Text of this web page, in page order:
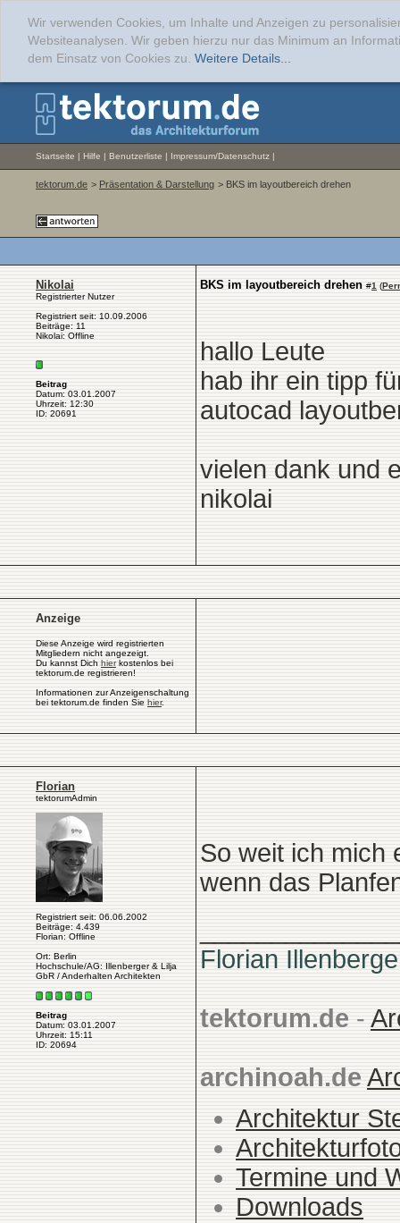
Wir verwenden Cookies, um Inhalte und Anzeigen zu
Websiteanalysen. Wir geben hierzu nur das Minimum an
dem Einsatz von Cookies zu. Weitere Details...
Startseite | Hilfe | Benutzerliste | Impressum/Datenschutz |
tektorum.de > Präsentation & Darstellung > BKS im layoutbereich drehen
Nikolai
Registrierter Nutzer
Registriert seit: 10.09.2006
Beiträge: 11
Nikolai: Offline
Beitrag
Datum: 03.01.2007
Uhrzeit: 12:30
ID: 20691
BKS im layoutbereich drehen #1 (
hallo Leute
hab ihr ein tipp
autocad
vielen dank und
nikolai
Anzeige
Diese Anzeige wird registrierten
Mitgliedern nicht angezeigt.
Du kannst Dich hierkostenlos bei
tektorum.de registrieren!
Informationen zur Anzeigenschaltung
bei tektorum.de finden Sie hier.
Florian
tektorumAdmin
Registriert seit: 06.06.2002
Beiträge: 4.439
Florian: Offline
Ort: Berlin
Hochschule/AG: Illenberger & Lilja
GbR / Anderhalten Architekten
Beitrag
Datum: 03.01.2007
Uhrzeit: 15:11
ID: 20694
So weit ich mich
wenn das
Florian
tektorum.de -
archinoah.de
Architektur
Termine und
Downloads